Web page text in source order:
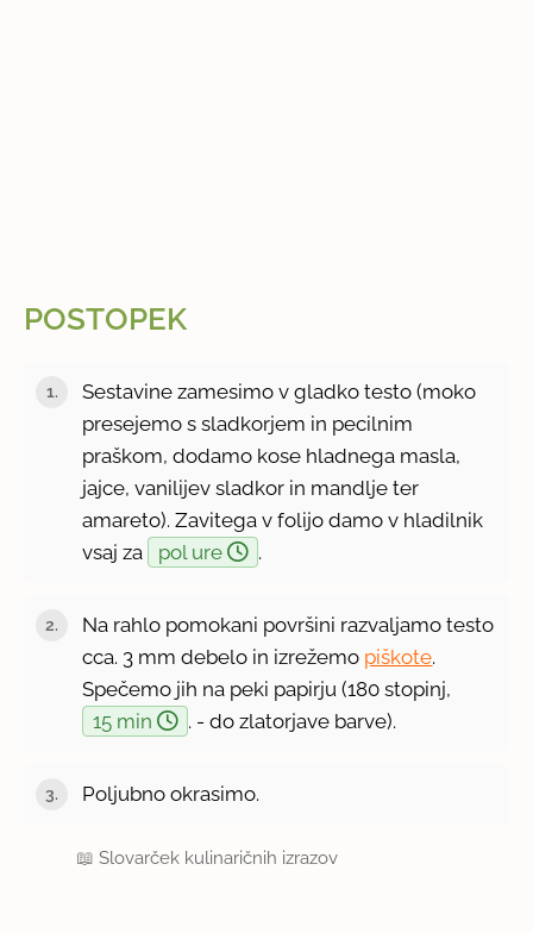
POSTOPEK
Sestavine zamesimo v gladko testo (moko
presejemo s sladkorjem in pecilnim
praškom, dodamo kose hladnega masla,
jajce, vanilijev sladkor in mandlje ter
amareto). Zavitega v folijo damo v hladilnik
vsaj za
pol ure .
Na rahlo pomokani površini razvaljamo testo
cca. 3 mm debelo in izrežemo piškote.
Spečemo jih na peki papirju (180 stopinj,
15 min
. - do zlatorjave barve).
Poljubno okrasimo.
📖Slovarček kulinaričnih izrazov